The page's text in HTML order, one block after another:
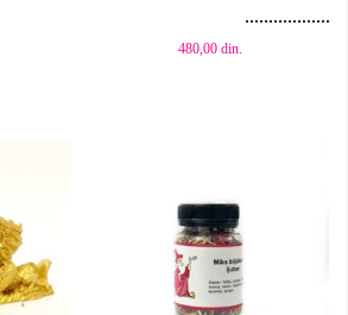
480,00din.